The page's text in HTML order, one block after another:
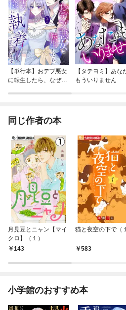
【単行本】おデブ悪女
に転生したら、なぜか
【タテヨミ】あな
もういりません
同じ作者の本
月見豆とニャン【マイ
クロ】（１）
143
猫と夜空の下で（
583
小学館のおすすめ本